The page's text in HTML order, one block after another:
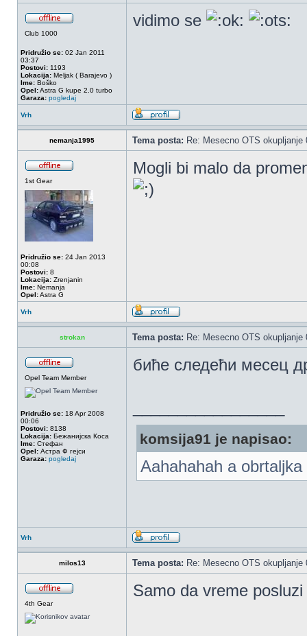
Club 1000
Pridružio se: 02 Jan 2011
03:37
Postovi: 1193
Lokacija: Meljak ( Barajevo )
Ime: Boško
Opel:Astra G kupe 2.0 turbo
Garaza: pogledaj
vidimo se
Vrh
nemanja1995 Tema posta: Re: Mesecno OTS
1st Gear
Pridružio se: 24 Jan 2013
00:08
Postovi: 8
Lokacija: Zrenjanin
Ime: Nemanja
Opel:Astra G
Mogli bi malo da
Vrh
strokan Tema posta: Re: Mesecno OTS
Opel Team Member
Pridružio se: 18 Apr 2008
00:06
Postovi: 8138
Lokacija: Бежанијска Коса
Ime: Стефан
Opel: Астра Ф гејси
Garaza: pogledaj
биће следећи месец
komsija91 je napisao:
Aahahahah a
Vrh
milos13 Tema posta: Re: Mesecno OTS
4th Gear
Samo da vreme